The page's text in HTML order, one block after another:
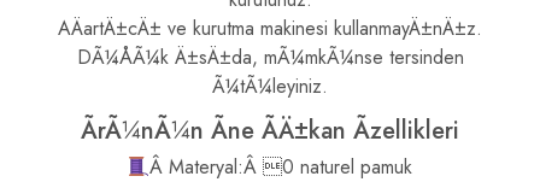
AÄartÄ±cÄ± ve kurutma makinesi kullanmayÄ±nÄ±z.
DÃ¼ÅÃ¼k Ä±sÄ±da, mÃ¼mkÃ¼nse tersinden
Ã¼tÃ¼leyiniz.
ÃrÃ¼nÃ¼n Ãne ÃÄ±kan Ãzellikleri
Â Materyal:Â 0 naturel pamuk